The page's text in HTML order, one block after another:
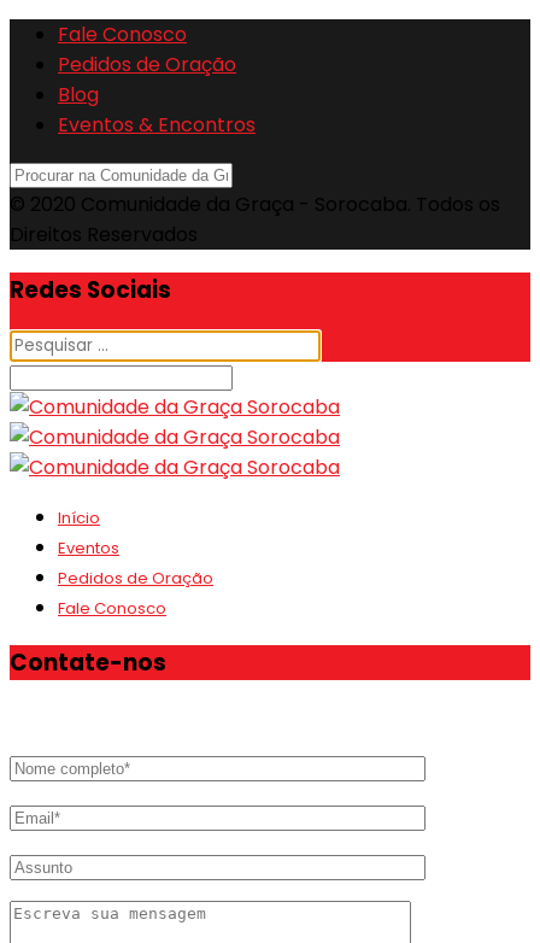
Fale Conosco
Pedidos de Oração
Blog
Eventos & Encontros
© 2020 Comunidade da Graça - Sorocaba. Todos os
Direitos Reservados
Redes Sociais
Início
Eventos
Pedidos de Oração
Fale Conosco
Contate-nos